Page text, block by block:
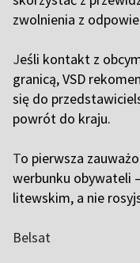
zwolnienia z
Jeśli kontakt z
granicą, VSD
się do
powrót do kraju.
To pierwsza
werbunku obywateli
litewskim, a nie
Belsat